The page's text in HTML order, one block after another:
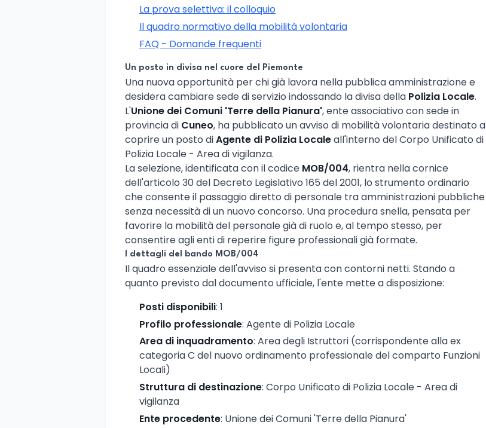
La prova selettiva: il colloquio
Il quadro normativo della mobilità volontaria
FAQ - Domande frequenti
Un posto in divisa nel cuore del Piemonte
Una nuova opportunità per chi già lavora nella pubblica amministrazione e
desidera cambiare sede di servizio indossando la divisa della Polizia Locale.
L'Unione dei Comuni 'Terre della Pianura', ente associativo con sede in
provincia di Cuneo, ha pubblicato un avviso di mobilità volontaria destinato a
coprire un posto diAgente di Polizia Localeall'interno del Corpo Unificato di
Polizia Locale - Area di vigilanza.
La selezione, identificata con il codice MOB/004, rientra nella cornice
dell'articolo 30 del Decreto Legislativo 165 del 2001, lo strumento ordinario
che consente il passaggio diretto di personale tra amministrazioni pubbliche
senza necessità di un nuovo concorso. Una procedura snella, pensata per
favorire la mobilità del personale già di ruolo e, al tempo stesso, per
consentire agli enti di reperire figure professionali già formate.
I dettagli del bando MOB/004
Il quadro essenziale dell'avviso si presenta con contorni netti. Stando a
quanto previsto dal documento ufficiale, l'ente mette a disposizione:
Posti disponibili: 1
Profilo professionale: Agente di Polizia Locale
Area di inquadramento: Area degli Istruttori (corrispondente alla ex
categoria C del nuovo ordinamento professionale del comparto Funzioni
Locali)
Struttura di destinazione: Corpo Unificato di Polizia Locale - Area di
vigilanza
Ente procedente: Unione dei Comuni 'Terre della Pianura'